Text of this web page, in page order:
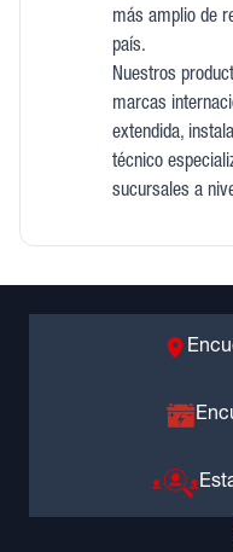
más amplio de
país.
Nuestros
marcas
extendida,
técnico
sucursales a